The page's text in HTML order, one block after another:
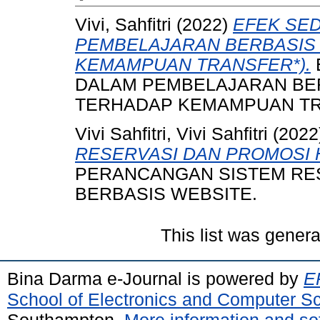
Vivi, Sahfitri (2022) EFEK
PEMBELAJARAN
KEMAMPUAN TRANSFER*).
DALAM PEMBELAJARAN
TERHADAP KEMAMPUAN
Vivi Sahfitri, Vivi Sahfitri
RESERVASI DAN
PERANCANGAN SISTEM
BERBASIS WEBSITE.
This list was
Bina Darma e-Journal is powered by
School of Electronics and Computer